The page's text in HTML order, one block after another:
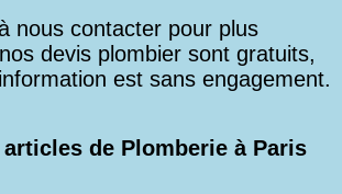
nous contacter pour plus
devis plombier sont gratuits,
est sans engagement.
de Plomberie à Paris